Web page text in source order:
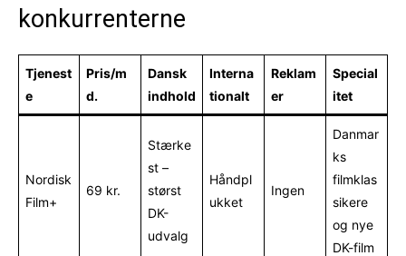
konkurrenterne
Tjenest
e
Pris/m
d.
Dansk
indhold
Interna
tionalt
Reklam
er
Special
itet
Nordisk
Film+
69 kr.
Stærke
st –
størst
DK-
udvalg
Håndpl
ukket
Ingen
Danmar
ks
filmklas
sikere
og nye
DK-film